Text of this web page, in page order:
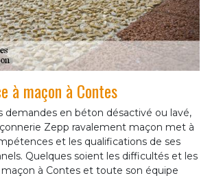
à maçon à Contes
demandes en béton désactivé ou lavé,
Zepp ravalement maçon met à
et les qualifications de ses
Quelques soient les difficultés et les
à Contes et toute son équipe